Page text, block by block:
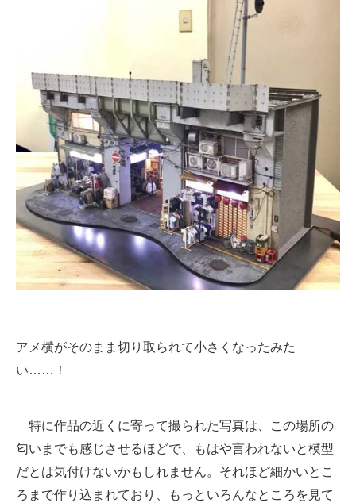
製造業のIT導入・活用を支援
モノづくり技術者専門サイト
エレクトロニクス専門サイト
電子設計の基本と応用
エネルギーの専門メディア
建設×テクノロジーの最前線
ちょっと気になるネットの話題
アメ横がそのまま切り取られて小さくなったみた
い……！
特に作品の近くに寄って撮られた写真は、この場所の
匂いまでも感じさせるほどで、もはや言われないと模型
だとは気付けないかもしれません。それほど細かいとこ
ろまで作り込まれており、もっといろんなところを見て